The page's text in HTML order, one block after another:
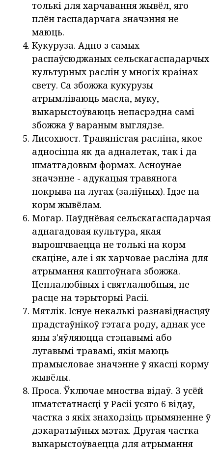
толькі для харчавання жывёл, яго
плён гаспадарчага значэння не
маюць.
Кукуруза. Адно з самых
распаўсюджаных сельскагаспадарчых
культурных раслін у многіх краінах
свету. Са збожжа кукурузы
атрымліваюць масла, муку,
выкарыстоўваюць непасрэдна самі
збожжа ў вараным выглядзе.
Лисохвост. Травяністая расліна, якое
адносіцца як да адналетак, так і да
шматгадовым формах. Асноўнае
значэнне - адукацыя травянога
покрыва на лугах (заліўных). Ідзе на
корм жывёлам.
Могар. Паўднёвая сельскагаспадарчая
аднагадовая культура, якая
вырошчваецца не толькі на корм
скаціне, але і як харчовае расліна для
атрымання каштоўнага збожжа.
Цеплалюбівых і святлалюбныя, не
расце на тэрыторыі Расіі.
Мятлік. Існуе некалькі разнавіднасцяў
прадстаўнікоў гэтага роду, аднак усе
яны з'яўляюцца стэпавымі або
лугавымі травамі, якія маюць
прамысловае значэнне ў якасці корму
жывёлы.
Проса. Ўключае мноства відаў. З усёй
шматстатнасці ў Расіі ўсяго 6 відаў,
частка з якіх знаходзіць прымяненне ў
дэкаратыўных мэтах. Другая частка
выкарыстоўваецца для атрымання